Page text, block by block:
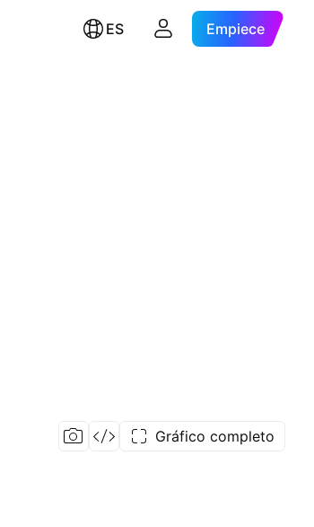
ES Empiece
Gráfico completo